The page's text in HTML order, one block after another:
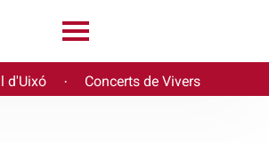
d'Uixó · Concerts de Vivers